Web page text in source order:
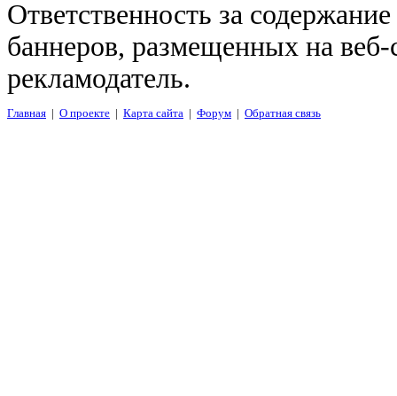
Ответственность за
баннеров, размещенных на
рекламодатель.
Главная | О проекте | Карта сайта | Форум | Обратная связь